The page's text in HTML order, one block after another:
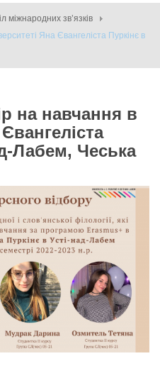
міжнародних зв’язків
Яна Євангеліста Пуркінє в
на навчання в
Лабем, Чеська